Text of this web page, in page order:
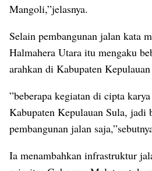
Mangoli,”jelasnya.
Selain pembangunan jalan kata
Halmahera Utara itu mengaku
arahkan di Kabupaten
”beberapa kegiatan di cipta
Kabupaten Kepulauan Sula, jadi
pembangunan jalan
Ia menambahkan infrastruktur